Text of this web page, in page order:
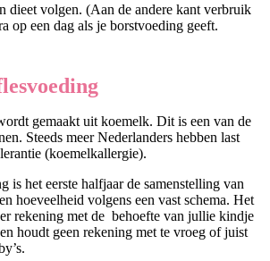
dieet volgen. (Aan de andere kant verbruik
op een dag als je borstvoeding geeft.
gemaakt uit koemelk. Dit is een van de
Steeds meer Nederlanders hebben last
(koemelkallergie).
is het eerste halfjaar de samenstelling van
hoeveelheid volgens een vast schema. Het
rekening met de behoefte van jullie kindje
houdt geen rekening met te vroeg of juist